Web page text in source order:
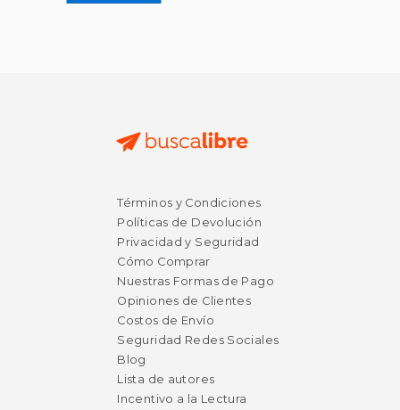
Términos y Condiciones
Políticas de Devolución
Privacidad y Seguridad
Cómo Comprar
Nuestras Formas de Pago
Opiniones de Clientes
Costos de Envío
Seguridad Redes Sociales
Blog
Lista de autores
Incentivo a la Lectura